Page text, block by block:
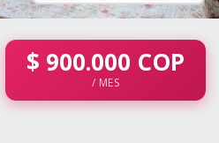
$ 900.000 COP
/ MES